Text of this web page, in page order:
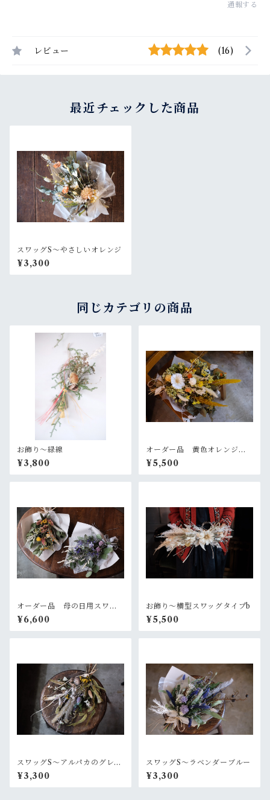
通報する
レビュー (16)
最近チェックした商品
スワッグS〜やさしいオレンジ
¥3,300
同じカテゴリの商品
お飾り〜緑線
¥3,800
オーダー品 黄色オレンジの
大きめスワッグ
¥5,500
オーダー品 母の日用スワッ
グ2個セット
¥6,600
お飾り〜横型スワッグタイプb
¥5,500
スワッグS〜アルパカのグレー
なセーター
¥3,300
スワッグS〜ラベンダーブルー
¥3,300